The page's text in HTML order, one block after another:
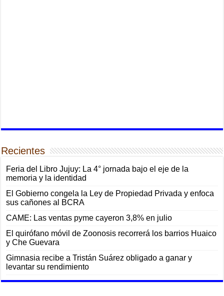
Recientes
Feria del Libro Jujuy: La 4° jornada bajo el eje de la
memoria y la identidad
El Gobierno congela la Ley de Propiedad Privada y enfoca
sus cañones al BCRA
CAME: Las ventas pyme cayeron 3,8% en julio
El quirófano móvil de Zoonosis recorrerá los barrios Huaico
y Che Guevara
Gimnasia recibe a Tristán Suárez obligado a ganar y
levantar su rendimiento